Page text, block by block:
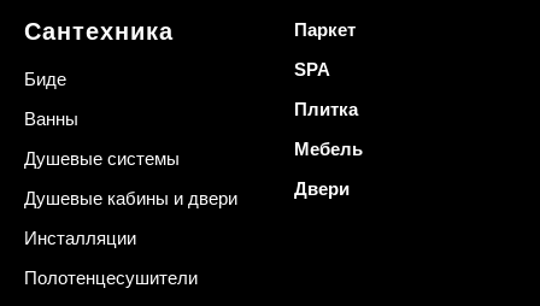
Сантехника
Биде
Ванны
Душевые системы
Душевые кабины и двери
Инсталляции
Полотенцесушители
Паркет
SPA
Плитка
Мебель
Двери